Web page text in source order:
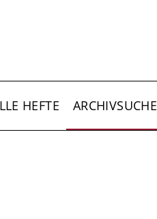
HEFTE ARCHIVSUCHE